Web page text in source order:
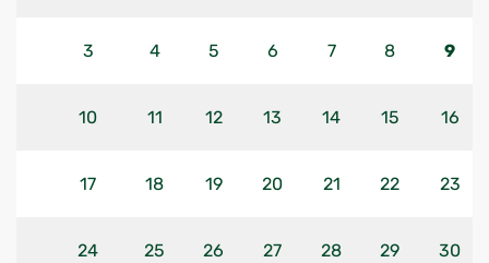
3 4 5 6 7 8 9
10 11 12 13 14 15 16
17 18 19 20 21 22 23
24 25 26 27 28 29 30